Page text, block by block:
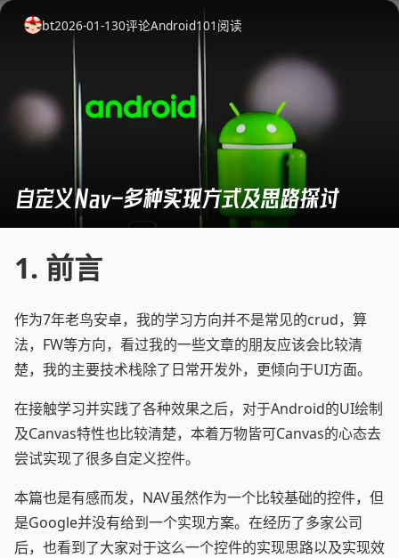
bt2026-01-130评论Android101 阅读
自定义Nav-多种实现方式及思路探讨
1. 前言
作为7年老鸟安卓，我的学习方向并不是常见的crud，算
法，FW等方向，看过我的一些文章的朋友应该会比较清
楚，我的主要技术栈除了日常开发外，更倾向于UI方面。
在接触学习并实践了各种效果之后，对于Android的UI绘制
及Canvas特性也比较清楚，本着万物皆可Canvas的心态去
尝试实现了很多自定义控件。
本篇也是有感而发，NAV虽然作为一个比较基础的控件，但
是Google并没有给到一个实现方案。在经历了多家公司
后，也看到了大家对于这么一个控件的实现思路以及实现效